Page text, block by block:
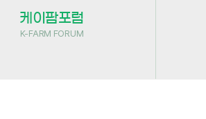
케이팜포럼
K-FARM FORUM